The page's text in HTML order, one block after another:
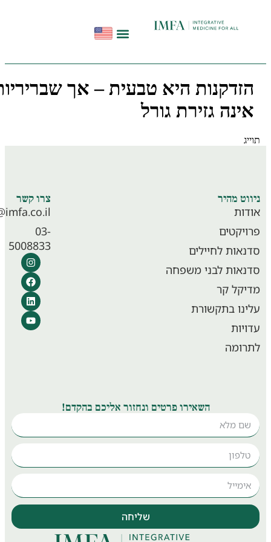
היא טבעית – אך שבריריות
גזירת גורל
מרכז שיקומי מדיקל קר
השאירו פרטים ונחזור אליכם בהקדם!
שליחה
מהיר
לחיילים
לבני משפחה
קר
בתקשורת
צרו קשר
info@imfa.co.il
5008833